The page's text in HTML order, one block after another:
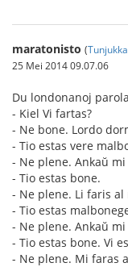
maratonisto (
25 Mei 2014 09.07.06
Du londonanoj
- Kiel Vi fartas?
- Ne bone. Lordo
- Tio estas vere
- Ne plene. Ankaŭ
- Tio estas bone.
- Ne plene. Li faris
- Tio estas
- Ne plene. Ankaŭ
- Tio estas bone. Vi
- Ne plene. Mi faras